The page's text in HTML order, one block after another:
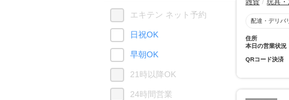
雑貨 玩具
配達・デリバ
住所
本日の営業状況
QRコード決済
エキテン ネット予約
日祝OK
早朝OK
21時以降OK
24時間営業